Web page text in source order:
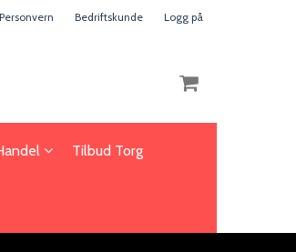
Personvern Bedriftskunde Logg på
Tilbud Torg